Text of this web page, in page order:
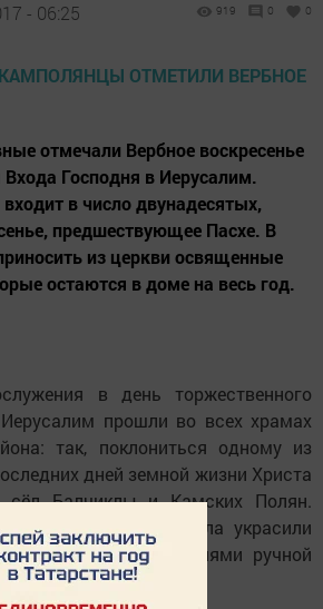
- 06:25 919 0 0
отмечали Вербное воскресенье
Господня в Иерусалим.
в число двунадесятых,
предшествующее Пасхе. В
из церкви освященные
остаются в доме на весь год.
в день торжественного
прошли во всех храмах
так, поклониться одному из
дней земной жизни Христа
Балчиклы и Камских Полян.
апп. Петра и Павла украсили
композициями ручной